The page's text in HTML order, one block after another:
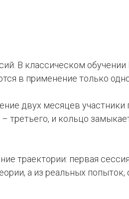
В классическом
в применение только
двух месяцев
и кольцо
траектории: первая
а из реальных попыток,